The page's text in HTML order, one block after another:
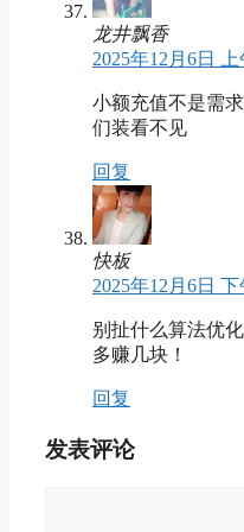
龙井飘香
2025年12月6日 上
小额充值不是需
们装看不见
回复
快板
2025年12月6日 下
别扯什么算法优
多赚几块！
回复
发表评论